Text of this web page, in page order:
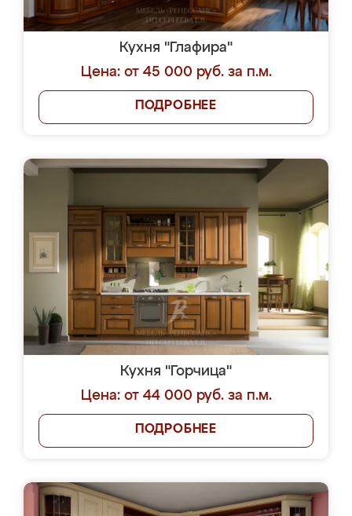
Кухня "Глафира"
Цена: от 45 000 руб. за п.м.
ПОДРОБНЕЕ
Кухня "Горчица"
Цена: от 44 000 руб. за п.м.
ПОДРОБНЕЕ